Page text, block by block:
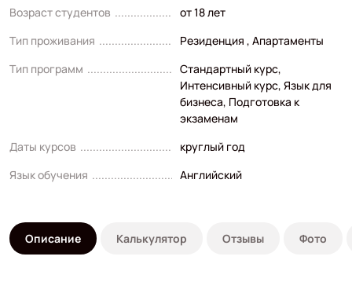
Возраст студентов
от 18 лет
Тип проживания
Резиденция , Апартаменты
Тип программ
Стандартный курс,
Интенсивный курс, Язык для
бизнеса, Подготовка к
экзаменам
Даты курсов
круглый год
Язык обучения
Английский
Описание Калькулятор Отзывы Фото